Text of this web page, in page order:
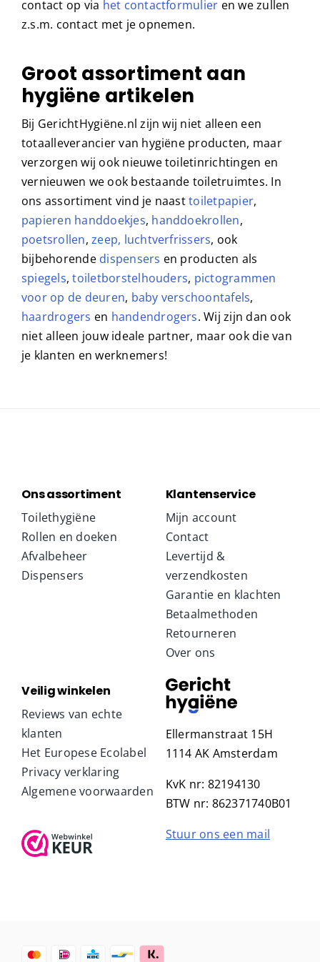
wat we voor jou kunnen betekenen? Neem dan
contact op viahet contactformulier
Groot assortiment aan
hygiëne artikelen
Bij GerichtHygiëne.nl zijn wij niet alleen een
totaalleverancier van hygiëne producten, maar
verzorgen wij ook nieuwe toiletinrichtingen en
vernieuwen we ook bestaande toiletruimtes. In
ons assortiment vind je naasttoiletpapier
papieren handdoekjes,handdoekrollen
poetsrollen,zeep,luchtverfrissers, ook
bijbehorendedispensersen producten als
spiegels ,toiletborstelhouders,pictogrammen
voor op de deuren,baby verschoontafels,
haardrogersen handendrogers. Wij zijn dan ook
niet alleen jouw ideale partner, maar ook die van
Ons assortiment
Toilethygiëne
Rollen en doeken
Afvalbeheer
Klantenservice
Mijn account
Contact
Levertijd &
verzendkosten
Garantie en klachten
Betaalmethoden
Retourneren
Over ons
Veilig winkelen
Reviews van echte
klanten
Het Europese Ecolabel
Privacy verklaring
Ellermanstraat 15H
1114 AK Amsterdam
KvK nr: 82194130
BTW nr: 862371740B01